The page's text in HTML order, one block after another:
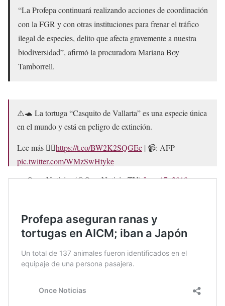
“La Profepa continuará realizando acciones de coordinación
con la FGR y con otras instituciones para frenar el tráfico
ilegal de especies, delito que afecta gravemente a nuestra
biodiversidad”, afirmó la procuradora Mariana Boy
Tamborrell.
⚠️🐢 La tortuga “Casquito de Vallarta” es una especie única
en el mundo y está en peligro de extinción.
Lee más 👉🏽https://t.co/BW2K2SQGEe | 📹: AFP
pic.twitter.com/WMzSwHtyke
— Once Noticias (@OnceNoticiasTV)June 17, 2018